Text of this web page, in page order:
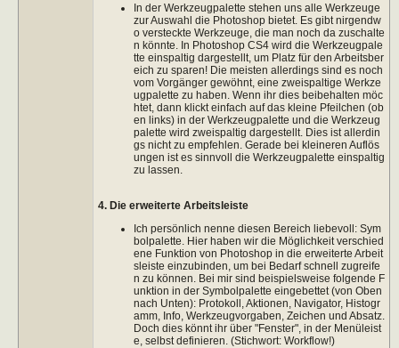
In der Werkzeugpalette stehen uns alle Werkzeuge
zur Auswahl die Photoshop bietet. Es gibt nirgendw
o versteckte Werkzeuge, die man noch da zuschalte
n könnte. In Photoshop CS4 wird die Werkzeugpale
tte einspaltig dargestellt, um Platz für den Arbeitsber
eich zu sparen! Die meisten allerdings sind es noch
vom Vorgänger gewöhnt, eine zweispaltige Werkze
ugpalette zu haben. Wenn ihr dies beibehalten möc
htet, dann klickt einfach auf das kleine Pfeilchen (ob
en links) in der Werkzeugpalette und die Werkzeug
palette wird zweispaltig dargestellt. Dies ist allerdin
gs nicht zu empfehlen. Gerade bei kleineren Auflös
ungen ist es sinnvoll die Werkzeugpalette einspaltig
zu lassen.
4. Die erweiterte Arbeitsleiste
Ich persönlich nenne diesen Bereich liebevoll: Sym
bolpalette. Hier haben wir die Möglichkeit verschied
ene Funktion von Photoshop in die erweiterte Arbeit
sleiste einzubinden, um bei Bedarf schnell zugreife
n zu können. Bei mir sind beispielsweise folgende F
unktion in der Symbolpalette eingebettet (von Oben
nach Unten): Protokoll, Aktionen, Navigator, Histogr
amm, Info, Werkzeugvorgaben, Zeichen und Absatz.
Doch dies könnt ihr über "Fenster", in der Menüleist
e, selbst definieren. (Stichwort: Workflow!)